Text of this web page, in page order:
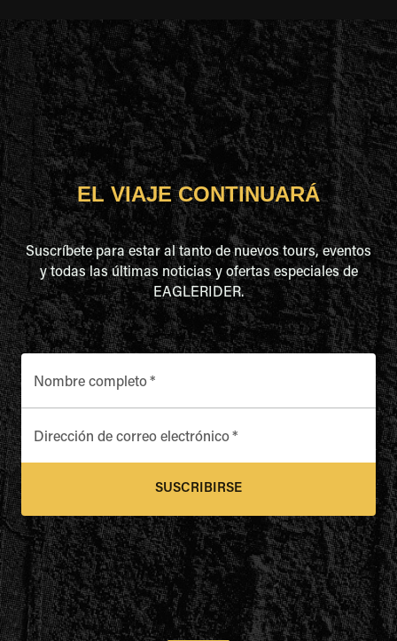
EL VIAJE CONTINUARÁ
Suscríbete para estar al tanto de nuevos tours, eventos
y todas las últimas noticias y ofertas especiales de
EAGLERIDER.
Nombre completo*
Dirección de correo electrónico*
SUSCRIBIRSE